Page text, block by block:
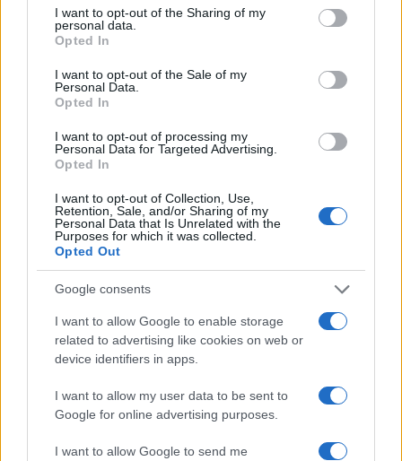
not limited to your visit or usage behaviour. You may click to
grant or deny consent to Google and its third-party tags to
use your data for below specified purposes in below Google
consent section.
I want to opt-out of the Sharing of my
personal data.
Opted In
I want to opt-out of the Sale of my
Personal Data.
Opted In
I want to opt-out of processing my
Personal Data for Targeted Advertising.
Opted In
I want to opt-out of Collection, Use,
Retention, Sale, and/or Sharing of my
Personal Data that Is Unrelated with the
Purposes for which it was collected.
Opted Out
Google consents
I want to allow Google to enable storage
related to advertising like cookies on web or
device identifiers in apps.
I want to allow my user data to be sent to
Google for online advertising purposes.
I want to allow Google to send me
Continuez la lecture